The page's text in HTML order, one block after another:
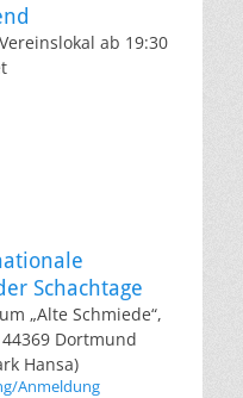
Vereinslokal ab 19:30
Schachtage
„Alte Schmiede“,
Dortmund
Hansa)
Anmeldung